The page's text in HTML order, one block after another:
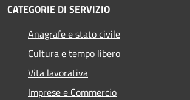
CATEGORIE DI SERVIZIO
Anagrafe e stato civile
Cultura e tempo libero
Vita lavorativa
Imprese e Commercio